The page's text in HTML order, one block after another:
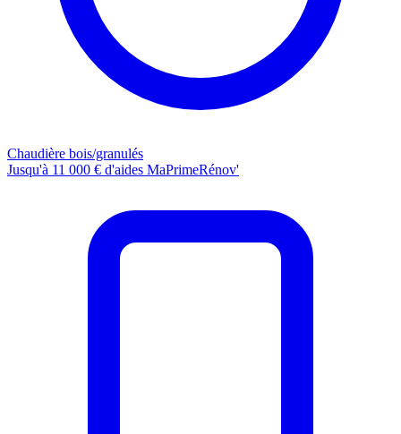
Chaudière bois/granulés
Jusqu'à 11 000 € d'aides MaPrimeRénov'